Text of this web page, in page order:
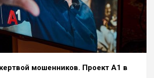
мошенников. Проект А1 в